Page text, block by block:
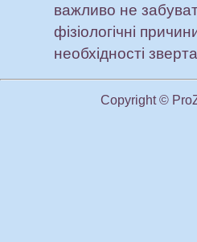
важливо не
фізіологічні
необхідності
Copyright ©